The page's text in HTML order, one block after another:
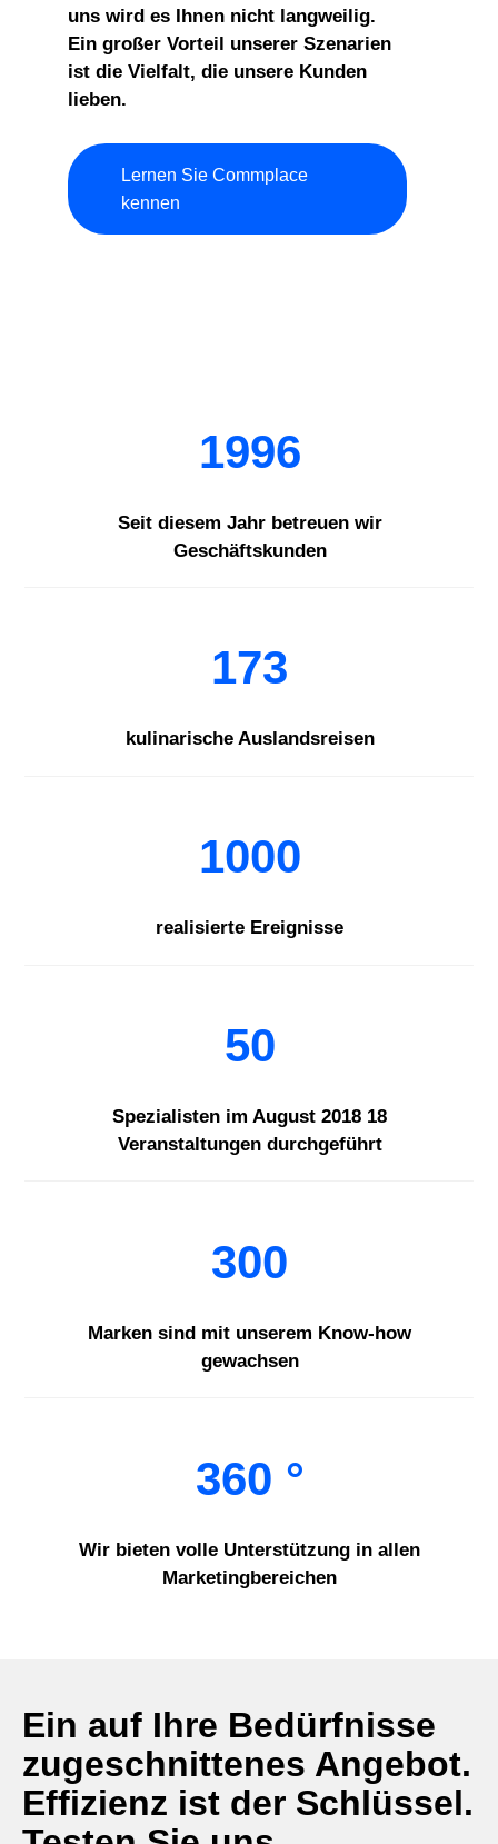
uns wird es Ihnen nicht langweilig.
Ein großer Vorteil unserer Szenarien
ist die Vielfalt, die unsere Kunden
lieben.
Lernen Sie Commplace
kennen
1996
Seit diesem Jahr betreuen wir
Geschäftskunden
173
kulinarische Auslandsreisen
1000
realisierte Ereignisse
50
Spezialisten im August 2018 18
Veranstaltungen durchgeführt
300
Marken sind mit unserem Know-how
gewachsen
360 °
Wir bieten volle Unterstützung in allen
Marketingbereichen
Ein auf Ihre Bedürfnisse
zugeschnittenes Angebot.
Effizienz ist der Schlüssel.